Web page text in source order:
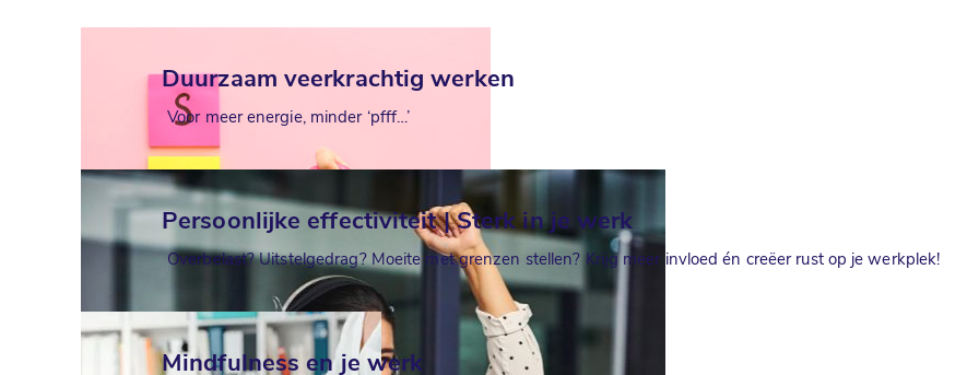
Duurzaam veerkrachtig werken
Voor meer energie, minder ‘pfff…’
Persoonlijke effectiviteit | Sterk in je werk
Overbelast? Uitstelgedrag? Moeite met grenzen stellen? Krijg meer invloed én creëer rust op je werkplek!
Mindfulness en je werk